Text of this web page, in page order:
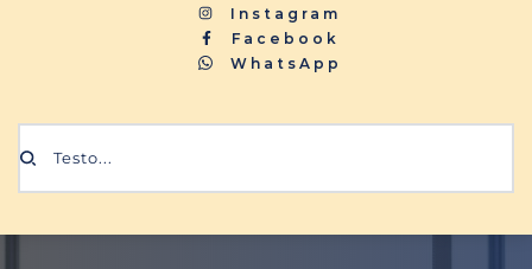
Instagram
Facebook
WhatsApp
Testo...